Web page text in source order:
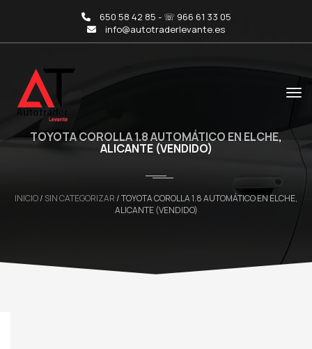
650 58 42 85 - ☏ 966 61 33 05
info@autotraderlevante.es
TOYOTA COROLLA 1.8 AUTOMÁTICO EN ELCHE,
ALICANTE (VENDIDO)
INICIO/ SIN CATEGORIZAR/ TOYOTA COROLLA 1.8 AUTOMÁTICO EN ELCHE,
ALICANTE (VENDIDO)